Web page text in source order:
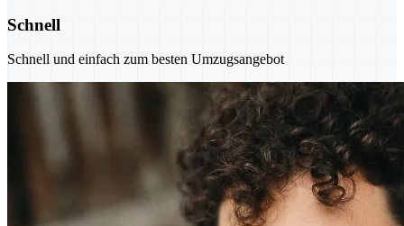
Schnell
Schnell und einfach zum besten Umzugsangebot